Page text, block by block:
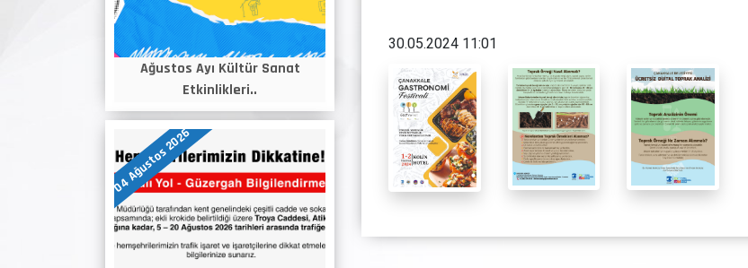
Ağustos Ayı Kültür Sanat
Etkinlikleri..
04 Ağustos 2026
30.05.2024 11:01